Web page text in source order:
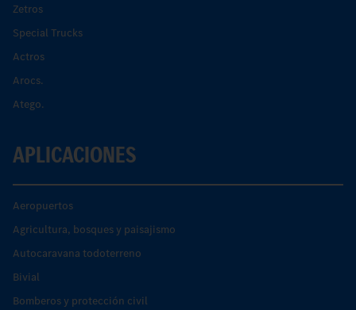
Zetros
Special Trucks
Actros
Arocs.
Atego.
APLICACIONES
Aeropuertos
Agricultura, bosques y paisajismo
Autocaravana todoterreno
Bivial
Bomberos y protección civil